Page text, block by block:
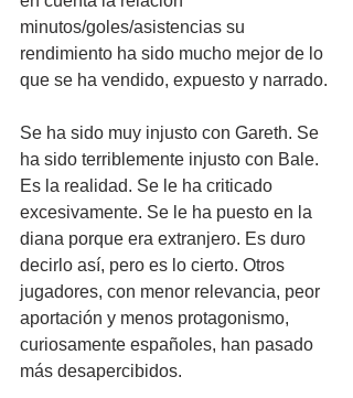
minutos/goles/asistencias su
rendimiento ha sido mucho mejor de lo
que se ha vendido, expuesto y narrado.
Se ha sido muy injusto con Gareth. Se
ha sido terriblemente injusto con Bale.
Es la realidad. Se le ha criticado
excesivamente. Se le ha puesto en la
diana porque era extranjero. Es duro
decirlo así, pero es lo cierto. Otros
jugadores, con menor relevancia, peor
aportación y menos protagonismo,
curiosamente españoles, han pasado
más desapercibidos.